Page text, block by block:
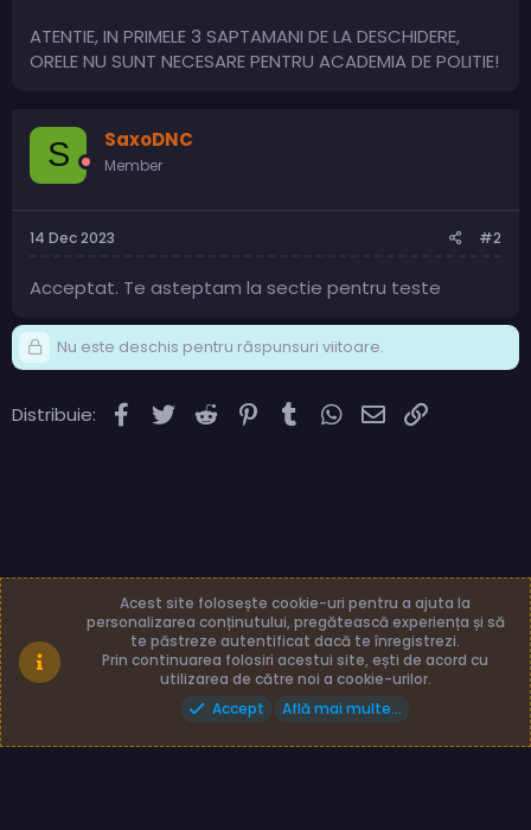
ATENTIE, IN PRIMELE 3 SAPTAMANI DE LA DESCHIDERE,
ORELE NU SUNT NECESARE PENTRU ACADEMIA DE POLITIE!
S SaxoDNC
Member
14 Dec 2023 #2
Acceptat. Te asteptam la sectie pentru teste
Nu este deschis pentru răspunsuri viitoare.
Distribuie: Facebook
TwitterReddit PinterestTumblrWhatsApp
Email
Română (RO)
Termeni și reguli
Politică de confidențialitate
Ajutor Acasă
Made with
Acest site folosește cookie-uri pentru a ajuta la
personalizarea conținutului, pregătească experiența și să
te păstreze autentificat dacă te înregistrezi.
Prin continuarea folosiri acestui site, ești de acord cu
utilizarea de către noi a cookie-urilor.
Accept
Află mai multe...